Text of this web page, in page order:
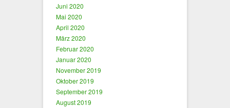
Juni 2020
Mai 2020
April 2020
März 2020
Februar 2020
Januar 2020
November 2019
Oktober 2019
September 2019
August 2019